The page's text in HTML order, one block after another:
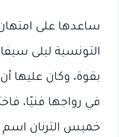
ساعدها على امتهان
التونسية ليلى
بقوة، وكان عليها
في رواجها فنيًا،
خميس الترنان اسم